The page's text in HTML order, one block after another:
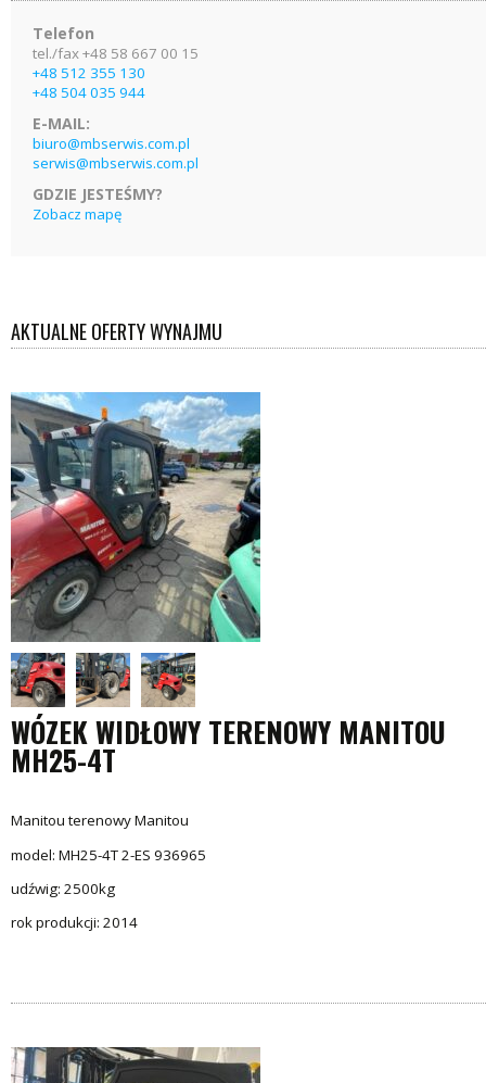
Telefon
tel./fax +48 58 667 00 15
+48 512 355 130
+48 504 035 944
E-MAIL:
biuro@mbserwis.com.pl
serwis@mbserwis.com.pl
GDZIE JESTEŚMY?
Zobacz mapę
AKTUALNE OFERTY WYNAJMU
WÓZEK WIDŁOWY TERENOWY MANITOU
MH25-4T
Manitou terenowy Manitou
model: MH25-4T 2-ES 936965
udźwig: 2500kg
rok produkcji: 2014